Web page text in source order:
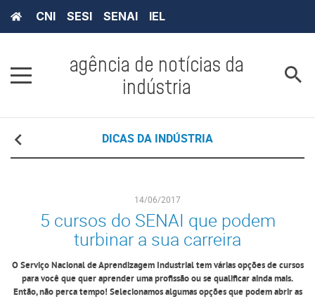
CNI SESI SENAI IEL
agência de notícias da
indústria
DICAS DA INDÚSTRIA
14/06/2017
5 cursos do SENAI que podem
turbinar a sua carreira
O Serviço Nacional de Aprendizagem Industrial tem várias opções de cursos
para você que quer aprender uma profissão ou se qualificar ainda mais.
Então, não perca tempo! Selecionamos algumas opções que podem abrir as